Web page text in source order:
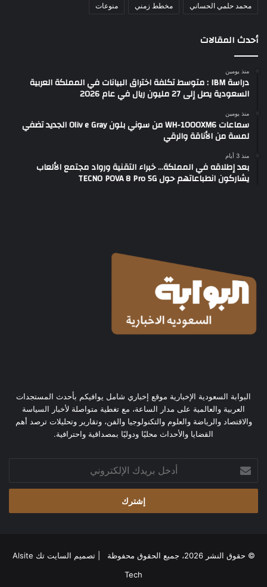
محمد حلمي الحساني مخطط زمني منوعات
أحدث المقالات
منذ يومين
دراسة IBM : متوسط تكلفة اختراق البيانات في المملكة العربية
السعودية يصل إلى 27 مليون ريال في عام 2026
منذ يومين
سماعات WH-1000XM6 من سوني بلون Oliv e Gray الجديد تضفي
لمسة من الأناقة والرقي
منذ 3 أيام
بعد إطلاقه في المملكة… خبراء التقنية ورواد مجتمع الألعاب
يشاركون انطباعاتهم حول TECNO POVA 8 Pro 5G
البوابة السعودية الإخبارية موقع إخباري شامل يوافيكم بأحدث المستجدات
العربية والعالمية على مدار الساعة، مع تغطية متواصلة لأخبار السياسة
والاقتصاد والرياضة والعلوم والتكنولوجيا والفن، وتقارير وتحليلات ترصد أهم
القضايا والأحداث محليًا ودوليًا بمصداقية واحترافية.
بريدك
الإلكتروني
© حقوق النشر 2026، جميع الحقوق محفوظة | تصميم
السايت تك Alsite
Tech